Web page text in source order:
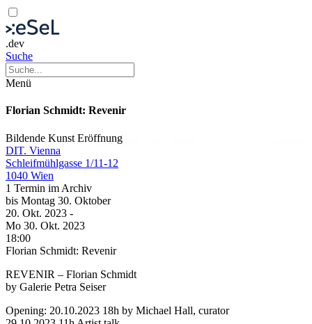
.dev
Suche
Menü
Florian Schmidt: Revenir
Bildende Kunst Eröffnung
DIT. Vienna
Schleifmühlgasse 1/11-12
1040 Wien
1 Termin im Archiv
bis Montag 30. Oktober
20. Okt. 2023 -
Mo 30. Okt. 2023
18:00
Florian Schmidt: Revenir
REVENIR – Florian Schmidt
by Galerie Petra Seiser
Opening: 20.10.2023 18h by Michael Hall, curator